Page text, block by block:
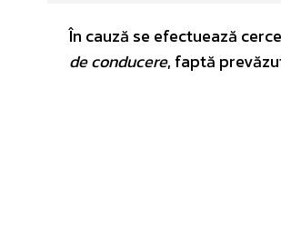
În cauză se efectuează
de conducere, faptă